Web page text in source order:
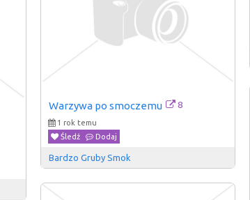
Warzywa po smoczemu 8
1 rok temu
Śledź
Dodaj
Bardzo Gruby Smok